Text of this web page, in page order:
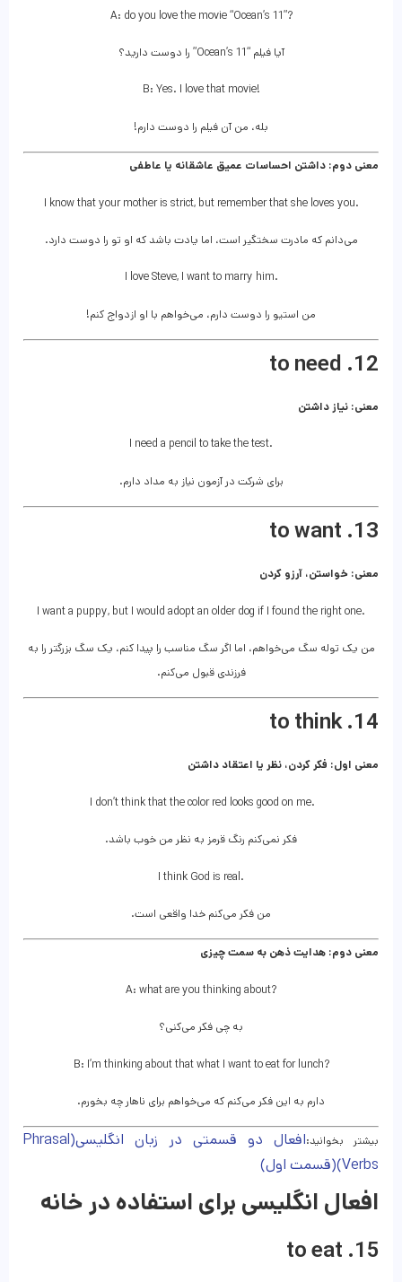
A: do you love the movie “Ocean’s 11”?
آیا فیلم “Ocean’s 11” را دوست دارید؟
B: Yes. I love that movie!
بله، من آن فیلم را دوست دارم!
معنی دوم: داشتن احساسات عمیق عاشقانه یا عاطفی
I know that your mother is strict, but remember that she loves you.
می‌دانم که مادرت سختگیر است، اما یادت باشد که او تو را دوست دارد.
I love Steve, I want to marry him.
من استیو را دوست دارم، می‌خواهم با او ازدواج کنم!
12. to need
معنی: نیاز داشتن
I need a pencil to take the test.
برای شرکت در آزمون نیاز به مداد دارم.
13. to want
معنی: خواستن، آرزو کردن
I want a puppy, but I would adopt an older dog if I found the right one.
من یک توله سگ می‌خواهم، اما اگر سگ مناسب را پیدا کنم، یک سگ بزرگتر را به
فرزندی قبول می‌کنم.
14. to think
معنی اول: فکر کردن، نظر یا اعتقاد داشتن
I don’t think that the color red looks good on me.
فکر نمی‌کنم رنگ قرمز به نظر من خوب باشد.
I think God is real.
من فکر می‌کنم خدا واقعی است.
معنی دوم: هدایت ذهن به سمت چیزی
A: what are you thinking about?
به چی فکر می‌کنی؟
B: I’m thinking about that what I want to eat for lunch?
دارم به این فکر می‌کنم که می‌خواهم برای ناهار چه بخورم.
بیشتر بخوانید:
افعال دو قسمتی در زبان انگلیسی(Phrasal
Verbs)(قسمت اول)
افعال انگلیسی برای استفاده در خانه
15. to eat